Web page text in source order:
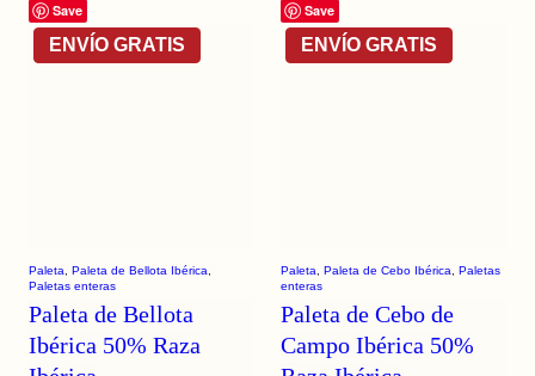
Save
Paleta Paleta de Bellota Ibérica
Paletas enteras
Paleta de Bellota
Ibérica 50% Raza
Save
Paleta , Paleta de Cebo Ibérica , Paletas
enteras
Paleta de Cebo de
Campo Ibérica 50%